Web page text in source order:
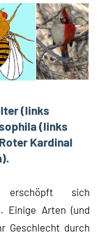
(links
(links
Kardinal
erschöpft sich
Einige Arten (und
Geschlecht durch